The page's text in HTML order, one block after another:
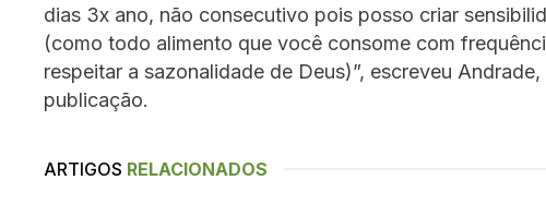
dias 3x ano, não consecutivo pois posso criar
(como todo alimento que você consome com
respeitar a sazonalidade de Deus)”, escreveu
publicação.
ARTIGOS RELACIONADOS